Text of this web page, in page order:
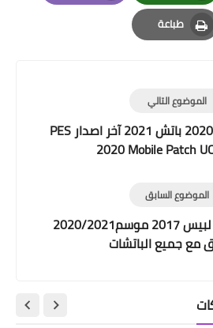
Whatsapp
Email
طباعة
Print
الموضوع التالي
تحميل لعبة بيس 2020 باتش 2021 آخر اصدار PES
2020 Mobile Patch
الموضوع السابق
اطقم بيس 2021 لبيس 2017 موسم2020/2021
مع جميع الباتشات